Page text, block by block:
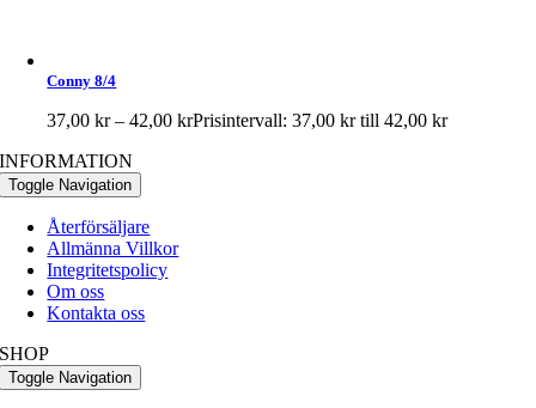
Conny 8/4
37,00kr – 42,00krPrisintervall: 37,00 kr till 42,00 kr
INFORMATION
Toggle Navigation
Återförsäljare
Allmänna Villkor
Integritetspolicy
Om oss
Kontakta oss
SHOP
Toggle Navigation